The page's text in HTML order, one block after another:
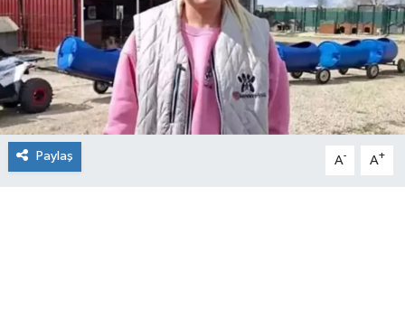
Paylaş A- A+